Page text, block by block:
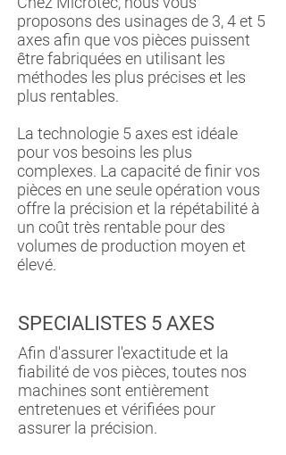
proposons des usinages de 3, 4 et 5
axes afin que vos pièces puissent
être fabriquées en utilisant les
méthodes les plus précises et les
plus rentables.
La technologie 5 axes est idéale
pour vos besoins les plus
complexes. La capacité de finir vos
pièces en une seule opération vous
offre la précision et la répétabilité à
un coût très rentable pour des
volumes de production moyen et
élevé.
SPECIALISTES 5 AXES
Afin d'assurer l'exactitude et la
fiabilité de vos pièces, toutes nos
machines sont entièrement
entretenues et vérifiées pour
assurer la précision.